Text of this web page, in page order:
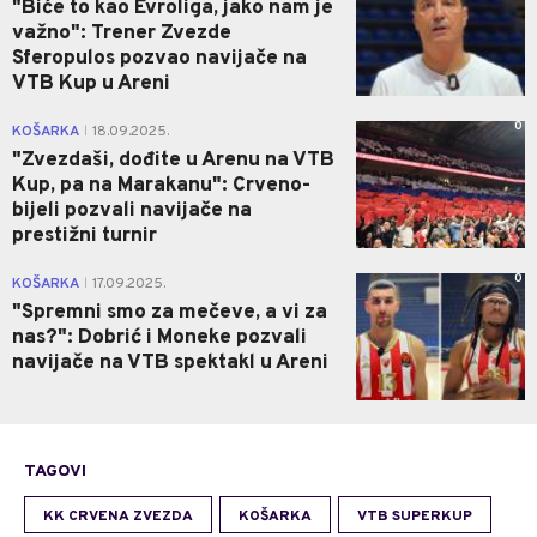
"Biće to kao Evroliga, jako nam je
važno": Trener Zvezde
Sferopulos pozvao navijače na
VTB Kup u Areni
KOŠARKA 18.09.2025.
"Zvezdaši, dođite u Arenu na VTB
Kup, pa na Marakanu": Crveno-
bijeli pozvali navijače na
prestižni turnir
0
KOŠARKA 17.09.2025.
"Spremni smo za mečeve, a vi za
nas?": Dobrić i Moneke pozvali
navijače na VTB spektakl u Areni
0
TAGOVI
KK CRVENA ZVEZDA KOŠARKA VTB SUPERKUP